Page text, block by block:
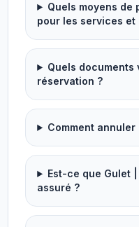
Quels moyens de
pour les services
Quels
réservation ?
Comment
Est-ce que Gulet
assuré ?